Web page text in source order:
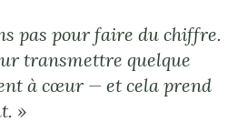
pas pour faire du chiffre.
transmettre quelque
à cœur — et cela prend
»